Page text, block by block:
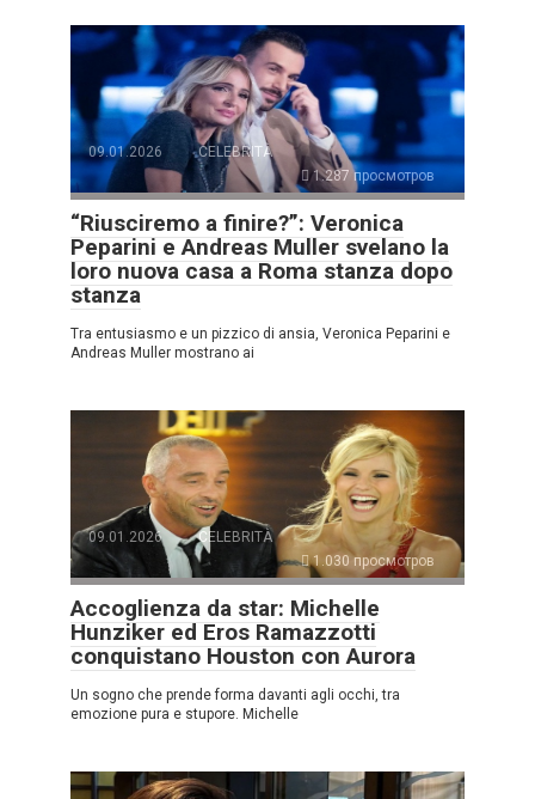
09.01.2026
CELEBRITÀ
1.287 просмотров
“Riusciremo a finire?”: Veronica
Peparini e Andreas Muller svelano la
loro nuova casa a Roma stanza dopo
stanza
Tra entusiasmo e un pizzico di ansia, Veronica Peparini e
Andreas Muller mostrano ai
09.01.2026
CELEBRITÀ
1.030 просмотров
Accoglienza da star: Michelle
Hunziker ed Eros Ramazzotti
conquistano Houston con Aurora
Un sogno che prende forma davanti agli occhi, tra
emozione pura e stupore. Michelle